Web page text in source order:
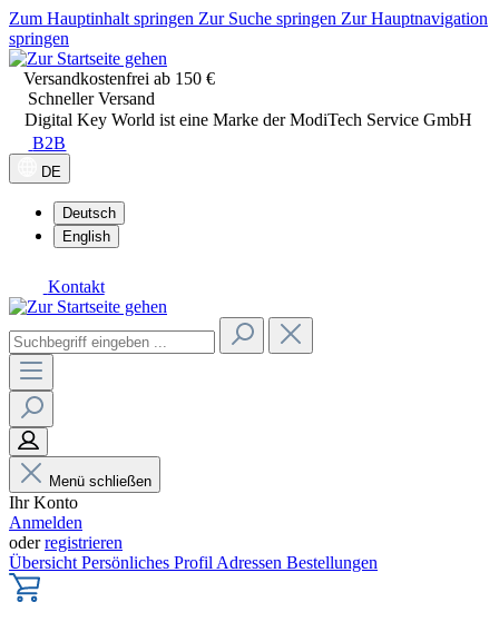
Zum Hauptinhalt springen Zur Suche springen Zur Hauptnavigation
springen
Versandkostenfrei ab 150 €
Schneller Versand
Digital Key World ist eine Marke der ModiTech Service GmbH
B2B
DE
Deutsch
English
Kontakt
Menü schließen
Ihr Konto
Anmelden
oderregistrieren
Übersicht Persönliches Profil Adressen Bestellungen